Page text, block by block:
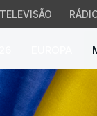
TELEVISÃO